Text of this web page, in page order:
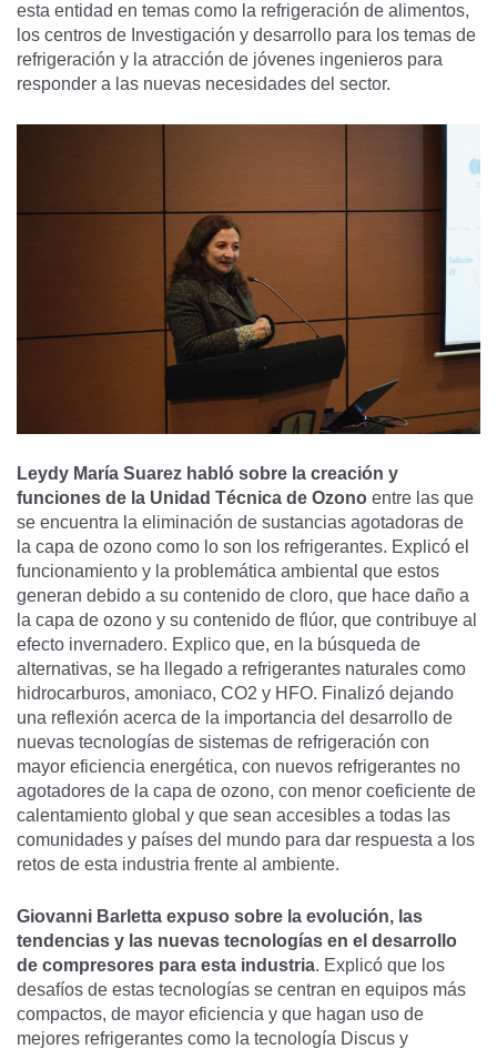
esta entidad en temas como la refrigeración de alimentos,
los centros de Investigación y desarrollo para los temas de
refrigeración y la atracción de jóvenes ingenieros para
responder a las nuevas necesidades del sector.
Leydy María Suarez habló sobre la creación y
funciones de la Unidad Técnica de Ozono entre las que
se encuentra la eliminación de sustancias agotadoras de
la capa de ozono como lo son los refrigerantes. Explicó el
funcionamiento y la problemática ambiental que estos
generan debido a su contenido de cloro, que hace daño a
la capa de ozono y su contenido de flúor, que contribuye al
efecto invernadero. Explico que, en la búsqueda de
alternativas, se ha llegado a refrigerantes naturales como
hidrocarburos, amoniaco, CO2 y HFO. Finalizó dejando
una reflexión acerca de la importancia del desarrollo de
nuevas tecnologías de sistemas de refrigeración con
mayor eficiencia energética, con nuevos refrigerantes no
agotadores de la capa de ozono, con menor coeficiente de
calentamiento global y que sean accesibles a todas las
comunidades y países del mundo para dar respuesta a los
retos de esta industria frente al ambiente.
Giovanni Barletta expuso sobre la evolución, las
tendencias y las nuevas tecnologías en el desarrollo
de compresores para esta industria. Explicó que los
desafíos de estas tecnologías se centran en equipos más
compactos, de mayor eficiencia y que hagan uso de
mejores refrigerantes como la tecnología Discus y